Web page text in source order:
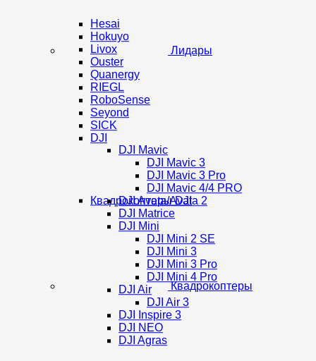
Лидары
Hesai
Hokuyo
Livox
Ouster
Quanergy
RIEGL
RoboSense
Seyond
SICK
DJI
Квадрокоптеры
Квадрокоптеры DJI
DJI Mavic
DJI Mavic 3
DJI Mavic 3 Pro
DJI Mavic 4/4 PRO
DJI Avata/Avata 2
DJI Matrice
DJI Mini
DJI Mini 2 SE
DJI Mini 3
DJI Mini 3 Pro
DJI Mini 4 Pro
DJI Air
DJI Air 3
DJI Inspire 3
DJI NEO
DJI Agras